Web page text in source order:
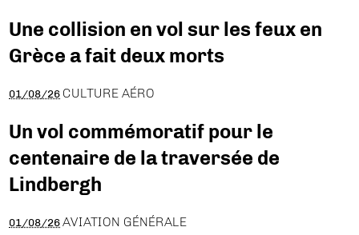
Une collision en vol sur les feux en
Grèce a fait deux morts
01/08/26 CULTURE AÉRO
Un vol commémoratif pour le
centenaire de la traversée de
Lindbergh
01/08/26 AVIATION GÉNÉRALE